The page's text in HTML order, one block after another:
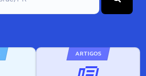
ARTIGOS